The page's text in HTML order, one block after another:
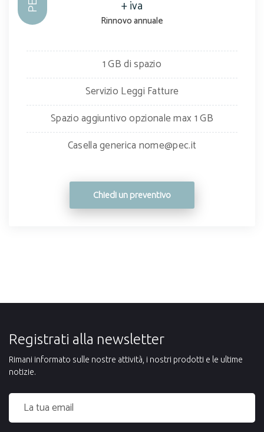
+ iva
Rinnovo annuale
1 GB di spazio
Servizio Leggi Fatture
Spazio aggiuntivo opzionale max 1 GB
Casella generica nome@pec.it
Chiedi un preventivo
Registrati alla newsletter
Rimani informato sulle nostre attività, i nostri prodotti e le ultime
notizie.